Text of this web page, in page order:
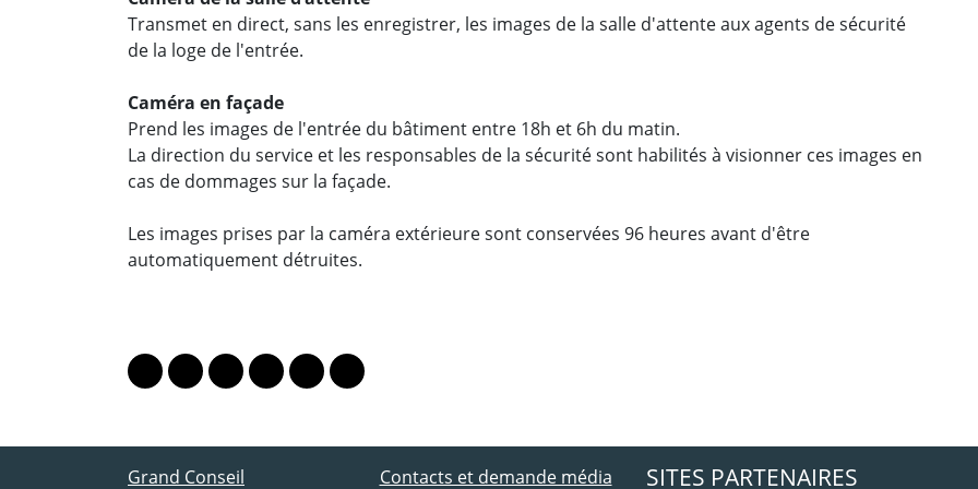
Transmet en direct, sans les enregistrer, les images de la salle d'attente aux agents de sécurité
de la loge de l'entrée.
Caméra en façade
Prend les images de l'entrée du bâtiment entre 18h et 6h du matin.
La direction du service et les responsables de la sécurité sont habilités à visionner ces images en
cas de dommages sur la façade.
Les images prises par la caméra extérieure sont conservées 96 heures avant d'être
automatiquement détruites.
Lien vers le profil Mastodon
Lien vers le profil Bluesky
Lien vers le profil Instagram
Lien vers le profil Linkedin
Lien vers le profil Facebook
Lien vers le profil Twitter
ACCÈS DIRECT
Grand Conseil Contacts et demande média SITES PARTENAIRES